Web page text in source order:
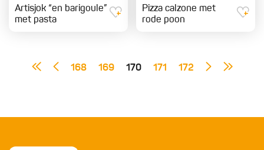
Artisjok “en barigoule”
met pasta
Pizza calzone met
rode poon
168 169 170 171 172